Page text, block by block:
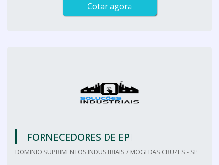
Cotar agora
FORNECEDORES DE EPI
DOMINIO SUPRIMENTOS INDUSTRIAIS / MOGI DAS CRUZES - SP